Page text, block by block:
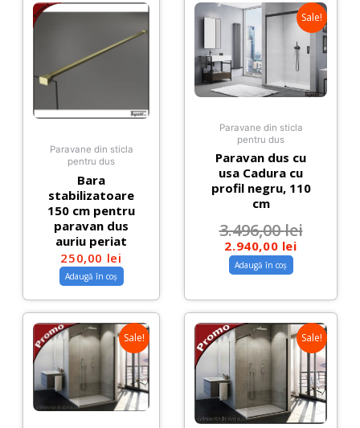
Paravane din sticla
pentru dus
Bara
stabilizatoare
150 cm pentru
paravan dus
auriu periat
250,00 lei
Adaugă în coș
Sale!
Paravane din sticla
pentru dus
Paravan dus cu
usa Cadura cu
profil negru, 110
cm
3.496,00lei
2.940,00 lei
Adaugă în coș
Sale! Sale!